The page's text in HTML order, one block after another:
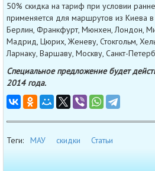
50% скидка на тариф при условии
применяется для маршрутов из Киева
Берлин, Франкфурт, Мюнхен, Лондон,
Мадрид, Цюрих, Женеву, Стокгольм,
Ларнаку, Варшаву, Москву, Санкт-
Специальное предложение будет
2014 года.
Теги: МАУ скидки
Статьи